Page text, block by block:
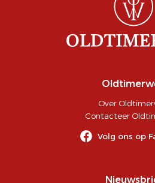
Over
Contacteer
Volg ons op